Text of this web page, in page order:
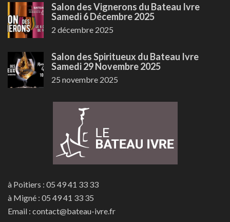
Salon des Vignerons du Bateau Ivre
Samedi 6 Décembre 2025
2 décembre 2025
Salon des Spiritueux du Bateau Ivre
Samedi 29 Novembre 2025
25 novembre 2025
à Poitiers : 05 49 41 33 33
à Migné : 05 49 41 33 35
Email : contact@bateau-ivre.fr